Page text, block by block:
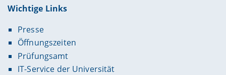
Wichtige Links
Presse
Öffnungszeiten
Prüfungsamt
IT-Service der Universität